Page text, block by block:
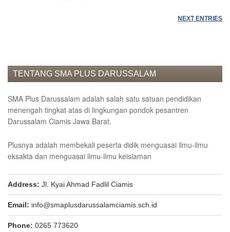
NEXT ENTRIES
TENTANG SMA PLUS DARUSSALAM
SMA Plus Darussalam adalah salah satu satuan pendidikan
menengah tingkat atas di lingkungan pondok pesantren
Darussalam Ciamis Jawa Barat.
Plusnya adalah membekali peserta didik menguasai ilmu-ilmu
eksakta dan menguasai ilmu-ilmu keislaman
Address: Jl. Kyai Ahmad Fadlil Ciamis
Email: info@smaplusdarussalamciamis.sch.id
Phone: 0265 773620